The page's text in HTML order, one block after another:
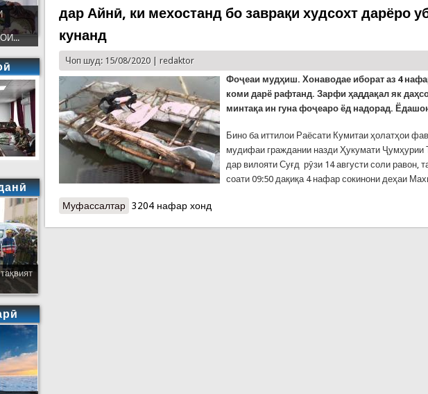
дар Айнӣ, ки мехостанд бо заврақи худсохт дарёро
кунанд
Чоп шуд: 15/08/2020 |redaktor
Фоҷеаи мудҳиш. Хонаводае иборат аз 4
коми дарё рафтанд. Зарфи ҳаддақал як
минтақа ин гуна фоҷеаро ёд надорад.
Бино ба иттилои Раёсати Кумитаи ҳолатҳои
мудифаи граждании назди Ҳукумати Ҷумҳурии
дар вилояти Суғд рӯзи 14 августи соли равон,
соати 09:50 дақиқа 4 нафар сокинони деҳаи
Муфассалтар о Мудҳиштарин фоҷеаи рӯз. Ҳалокати як хонаводаи чорнафара
3204 нафар хонд